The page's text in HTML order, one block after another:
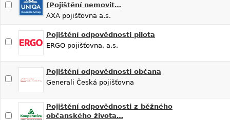
(Pojištění nemovit…
AXA pojišťovna a.s.
Pojištění odpovědnosti pilota
ERGO pojišťovna, a.s.
Pojištění odpovědnosti občana
Generali Česká pojišťovna
Pojištění odpovědnosti z běžného
občanského života…